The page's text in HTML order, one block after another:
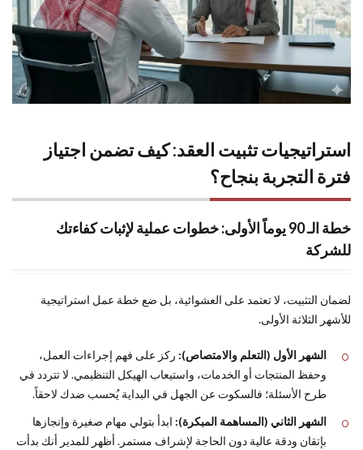
استراتيجيات تثبيت العقد: كيف تضمن اجتياز
فترة التجربة بنجاح؟
خطة الـ 90 يوماً الأولى: خطوات عملية لإثبات كفاءتك
للشركة
لضمان التثبيت، لا تعتمد على العشوائية، بل ضع خطة عمل استراتيجية
للأشهر الثلاثة الأولى.
الشهر الأول (التعلم والامتصاص): ركز على فهم إجراءات العمل،
وحفظ المنتجات أو الخدمات، واستيعاب الهيكل التنظيمي. لا تتردد في
طرح الأسئلة؛ فالسكوت عن الجهل في البداية يُحسب ضدك لاحقاً.
الشهر الثاني (المساهمة المبكرة): ابدأ بتولي مهام صغيرة وإنجازها
بإتقان ودقة عالية دون الحاجة لإشراف مستمر. أظهر للمدير أنك بدأت